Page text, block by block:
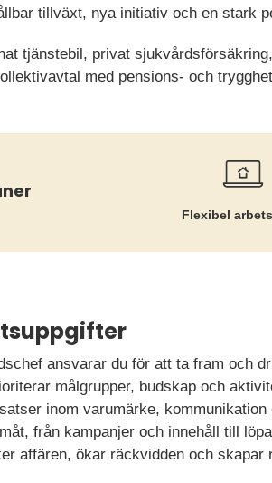
tillväxt, nya initiativ och en stark
tjänstebil, privat
med pensions- och
Flexibel
ansvarar du för att ta fram och
målgrupper, budskap och
inom varumärke,
från kampanjer och innehåll till
affären, ökar räckvidden och skapar